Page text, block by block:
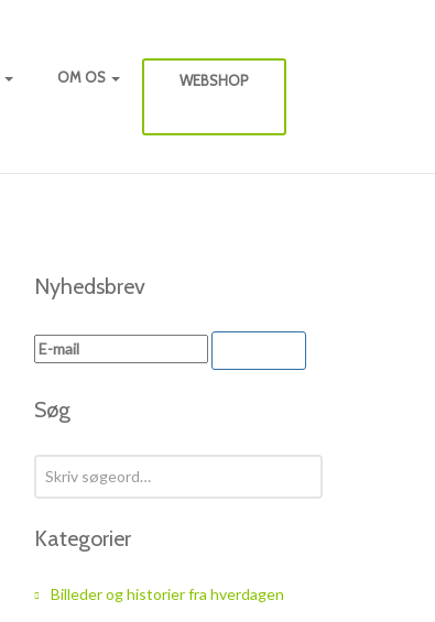
OM OS WEBSHOP
Nyhedsbrev
Søg
Kategorier
Billeder og historier fra hverdagen